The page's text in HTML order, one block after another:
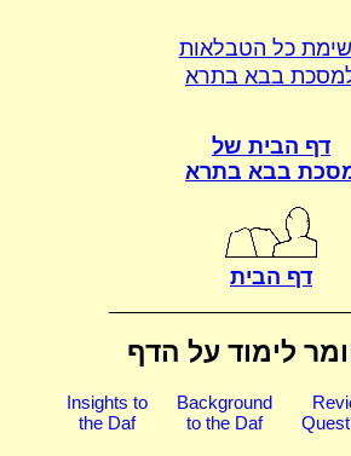
כל הטבלאות
בבא בתרא
דף הבית של
בבא בתרא
דף הבית
לימוד על הדף
Insights to
the Daf
Background
to the Daf